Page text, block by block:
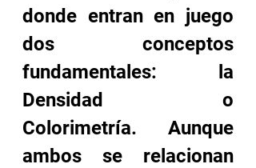
donde entran en juego
dos conceptos
fundamentales: la
Densidad o
Colorimetría. Aunque
ambos se relacionan